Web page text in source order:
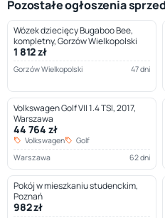
Pozostałe ogłoszenia
Wózek dziecięcy Bugaboo Bee,
kompletny, Gorzów Wielkopolski
1 812 zł
Gorzów Wielkopolski 47 dni
Volkswagen Golf VII 1.4 TSI, 2017,
Warszawa
44 764 zł
Volkswagen
Golf
Warszawa
62 dni
Pokój w mieszkaniu studenckim,
Poznań
982 zł